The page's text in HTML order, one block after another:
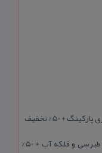
+ 50% تخفیف
لیست هتل آپارتمان های مشهد در هتل خیابان طبرسی و فلکه آب + 50%